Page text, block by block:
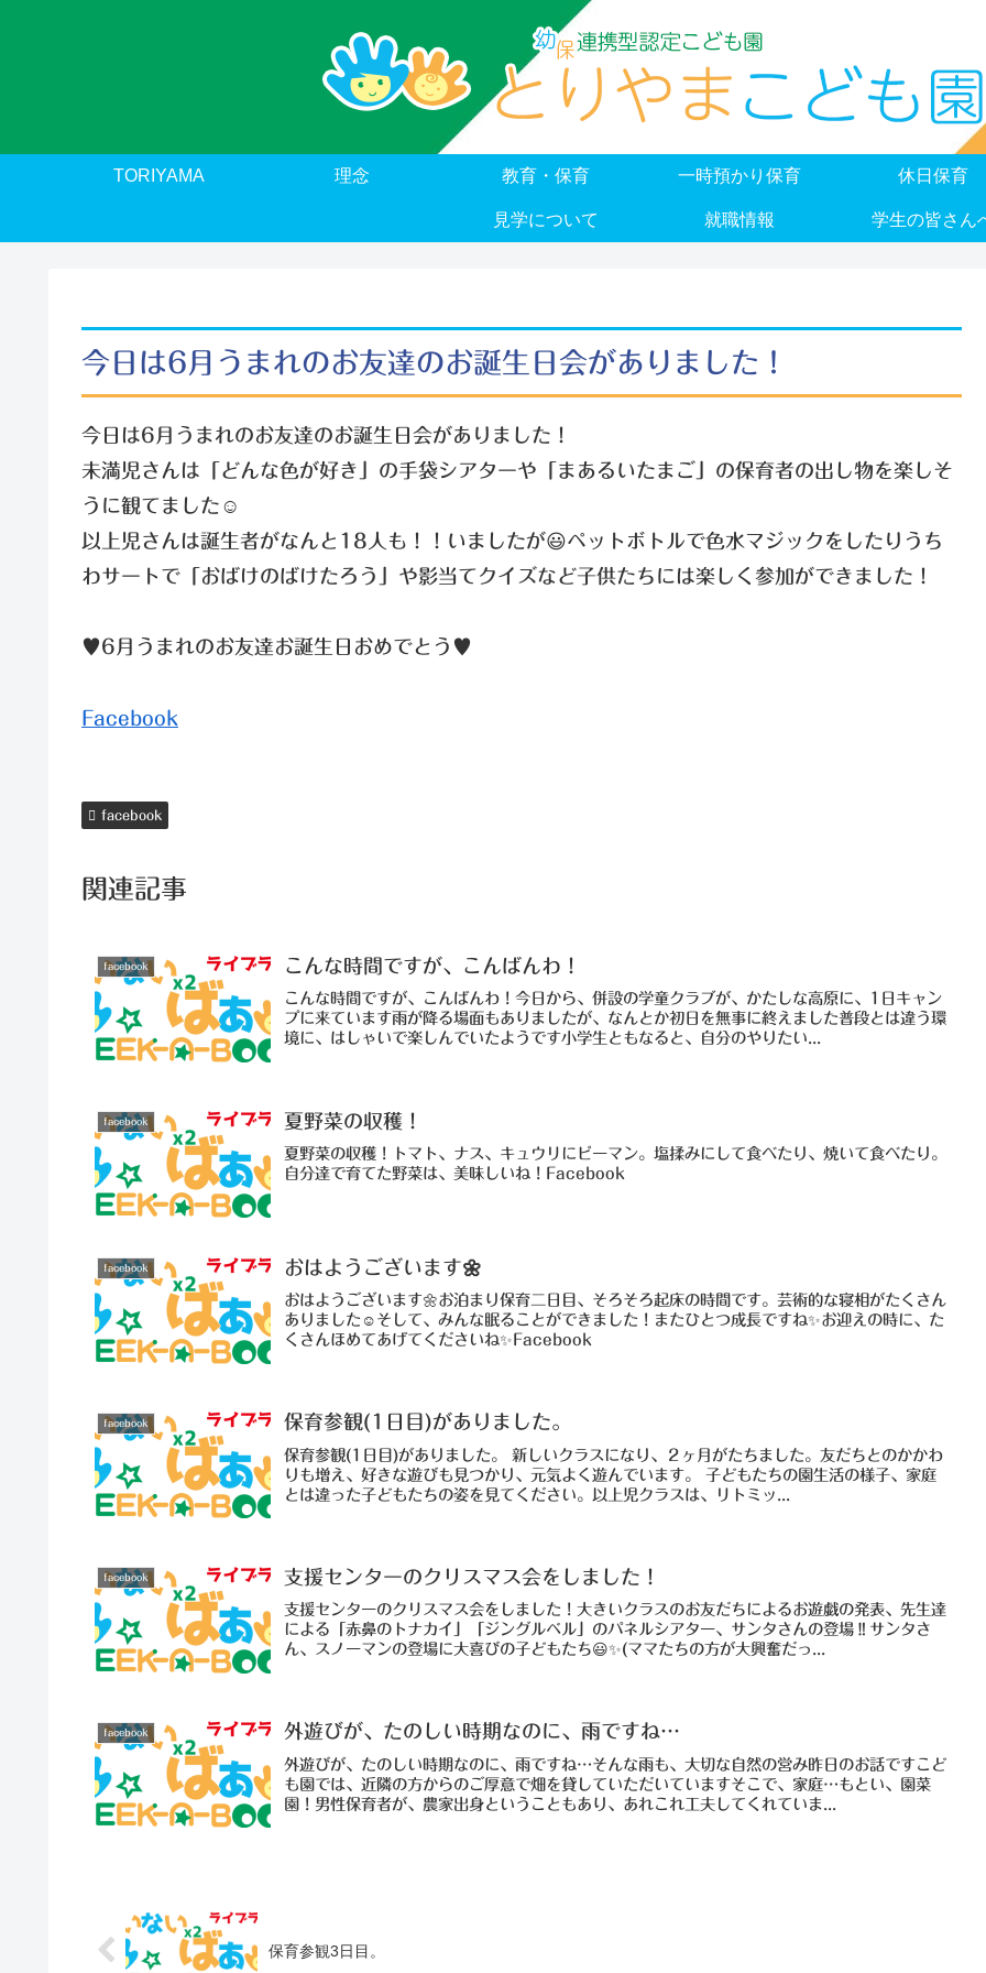
TORIYAMA 理念 教育・保育 一時預かり保育 休日保育
見学について 就職情報 学生の皆さん
今日は6月うまれのお友達のお誕生日会がありました！
今日は6月うまれのお友達のお誕生日会がありました！
未満児さんは「どんな色が好き」の手袋シアターや「まあるいたまご」の保育者の出し物を楽しそ
うに観てました☺
以上児さんは誕生者がなんと18人も！！いましたが😃ペットボトルで色水マジックをしたりうち
わサートで「おばけのばけたろう」や影当てクイズなど子供たちには楽しく参加ができました！
♥6月うまれのお友達お誕生日おめでとう♥
Facebook
facebook
関連記事
facebook こんな時間ですが、こんばんわ！
こんな時間ですが、こんばんわ！今日から、併設の学童クラブが、かたしな高原に、1日キャン
プに来ています雨が降る場面もありましたが、なんとか初日を無事に終えました普段とは違う環
境に、はしゃいで楽しんでいたようです小学生ともなると、自分のやりたい...
facebook 夏野菜の収穫！
夏野菜の収穫！トマト、ナス、キュウリにピーマン。塩揉みにして食べたり、焼いて食べたり。
自分達で育てた野菜は、美味しいね！Facebook
facebook おはようございます🌼
おはようございます🌼お泊まり保育二日目、そろそろ起床の時間です。芸術的な寝相がたくさん
ありました☺そして、みんな眠ることができました！またひとつ成長ですね✨お迎えの時に、た
くさんほめてあげてくださいね✨Facebook
facebook 保育参観(1日目)がありました。
保育参観(1日目)がありました。 新しいクラスになり、２ヶ月がたちました。友だちとのかかわ
りも増え、好きな遊びも見つかり、元気よく遊んでいます。 子どもたちの園生活の様子、家庭
とは違った子どもたちの姿を見てください。以上児クラスは、リトミッ...
facebook 支援センターのクリスマス会をしました！
支援センターのクリスマス会をしました！大きいクラスのお友だちによるお遊戯の発表、先生達
による「赤鼻のトナカイ」「ジングルベル」のパネルシアター、サンタさんの登場‼サンタさ
ん、スノーマンの登場に大喜びの子どもたち😃✨(ママたちの方が大興奮だっ...
facebook 外遊びが、たのしい時期なのに、雨ですね…
外遊びが、たのしい時期なのに、雨ですね…そんな雨も、大切な自然の営み昨日のお話ですこど
も園では、近隣の方からのご厚意で畑を貸していただいていますそこで、家庭…もとい、園菜
園！男性保育者が、農家出身ということもあり、あれこれ工夫してくれていま...
保育参観3日目。